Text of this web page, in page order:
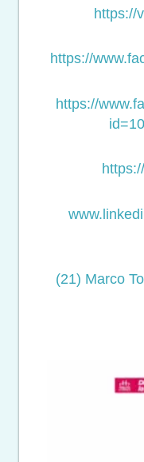
https://
https://
https://
(21) Marco